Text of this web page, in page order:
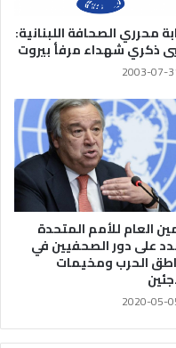
محرري الصحافة اللبنانية:
ذكري شهداء مرفأ بيروت
2003-07-
العام للأمم المتحدة
على دور الصحفيين في
الحرب ومخيمات
2020-05-